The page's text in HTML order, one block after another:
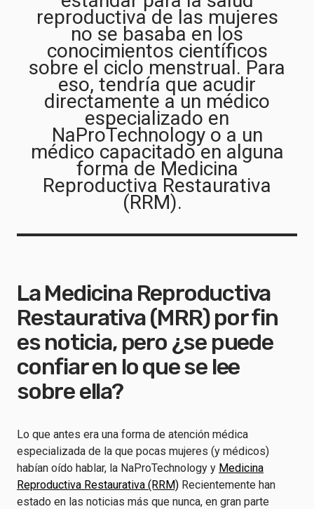
reproductiva de las mujeres
no se basaba en los
conocimientos científicos
sobre el ciclo menstrual. Para
eso, tendría que acudir
directamente a un médico
especializado en
NaProTechnology o a un
médico capacitado en alguna
forma de Medicina
Reproductiva Restaurativa
(RRM).
La Medicina Reproductiva
Restaurativa (MRR) por fin
es noticia, pero ¿se puede
confiar en lo que se lee
sobre ella?
Lo que antes era una forma de atención médica
especializada de la que pocas mujeres (y médicos)
habían oído hablar, la NaProTechnology y Medicina
Reproductiva Restaurativa (RRM) Recientemente han
estado en las noticias más que nunca, en gran parte